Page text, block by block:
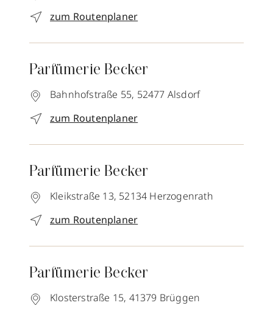
zum Routenplaner
Parfümerie Becker
Bahnhofstraße 55, 52477 Alsdorf
zum Routenplaner
Parfümerie Becker
Kleikstraße 13, 52134 Herzogenrath
zum Routenplaner
Parfümerie Becker
Klosterstraße 15, 41379 Brüggen